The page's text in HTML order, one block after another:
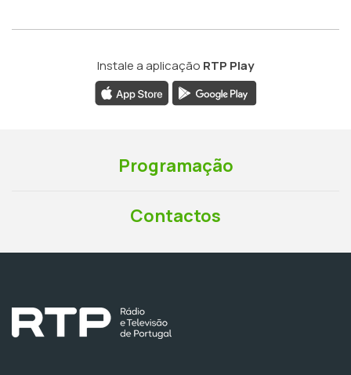
Instale a aplicação RTP Play
Programação
Contactos